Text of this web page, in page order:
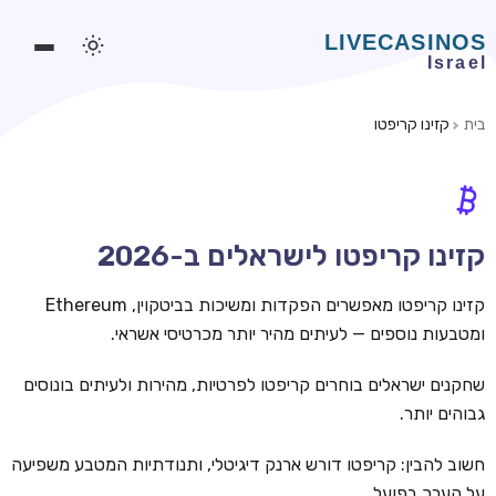
משחקים חינמיים
סלוטים אונליין
מונדיאל 2026 הימורים
בקרה אונליין
וידאו פוקר
בית קזינו קריפטו
קזינו קריפטו לישראלים ב-2026
קזינו קריפטו מאפשרים הפקדות ומשיכות בביטקוין, Ethereum
ומטבעות נוספים — לעיתים מהיר יותר מכרטיסי אשראי.
שחקנים ישראלים בוחרים קריפטו לפרטיות, מהירות ולעיתים בונוסים
גבוהים יותר.
חשוב להבין: קריפטו דורש ארנק דיגיטלי, ותנודתיות המטבע משפיעה